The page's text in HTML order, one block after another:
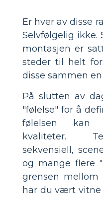
Er hver av disse
Selvfølgelig ikke.
montasjen er
steder til helt
disse sammen en
På slutten av
"følelse" for å
følelsen kan
kvaliteter.
sekvensiell,
og mange flere
grensen mellom
har du vært vitne